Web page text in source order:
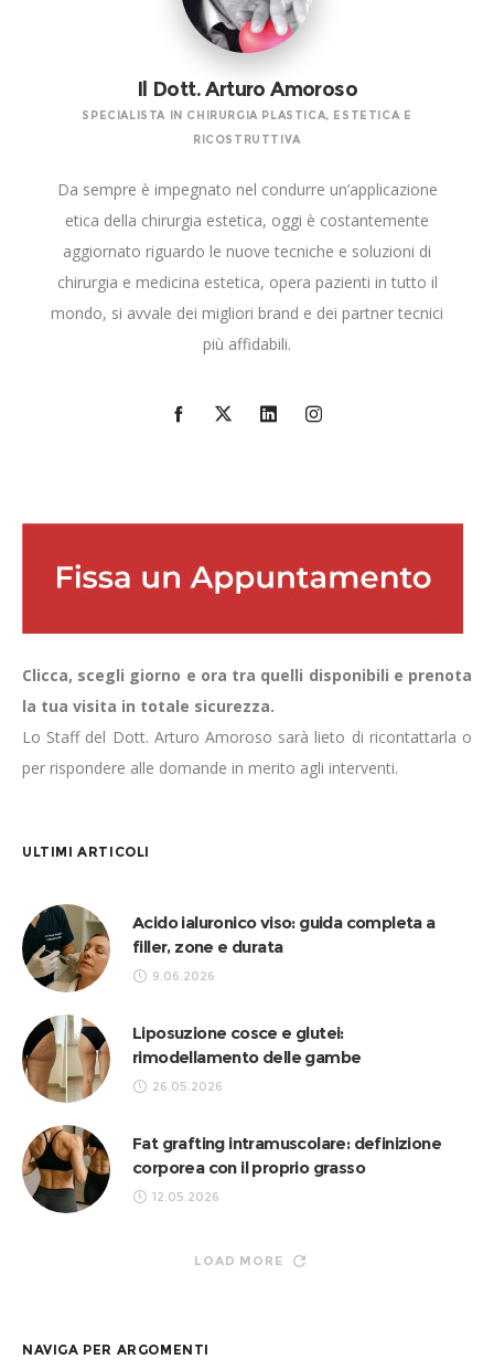
Il Dott. Arturo Amoroso
SPECIALISTA IN CHIRURGIA PLASTICA, ESTETICA E
RICOSTRUTTIVA
Da sempre è impegnato nel condurre un’applicazione
etica della chirurgia estetica, oggi è costantemente
aggiornato riguardo le nuove tecniche e soluzioni di
chirurgia e medicina estetica, opera pazienti in tutto il
mondo, si avvale dei migliori brand e dei partner tecnici
più affidabili.
Clicca, scegli giorno e ora tra quelli disponibili e prenota
la tua visita in totale sicurezza.
Lo Staff del Dott. Arturo Amoroso sarà lieto di ricontattarla o
per rispondere alle domande in merito agli interventi.
ULTIMI ARTICOLI
Acido ialuronico viso: guida completa a
filler, zone e durata
9.06.2026
Liposuzione cosce e glutei:
rimodellamento delle gambe
26.05.2026
Fat grafting intramuscolare: definizione
corporea con il proprio grasso
12.05.2026
LOAD MORE
NAVIGA PER ARGOMENTI